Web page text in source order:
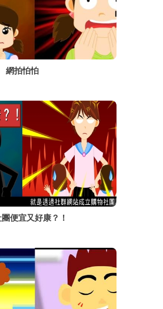
網拍怕怕
便宜又好康？！